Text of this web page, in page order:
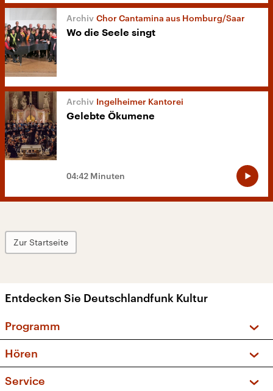
Chor Cantamina aus Homburg/Saar
Wo die Seele singt
Ingelheimer Kantorei
Gelebte Ökumene
04:42 Minuten
Zur Startseite
Entdecken Sie Deutschlandfunk Kultur
Programm
Sendungen und Podcasts
Musikliste
Hören
Service